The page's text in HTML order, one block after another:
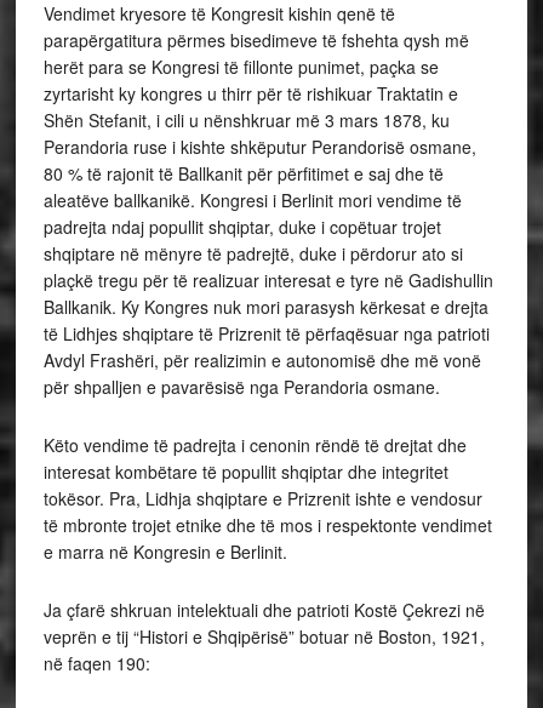
Vendimet kryesore të Kongresit kishin qenë të
parapërgatitura përmes bisedimeve të fshehta qysh më
herët para se Kongresi të fillonte punimet, paçka se
zyrtarisht ky kongres u thirr për të rishikuar Traktatin e
Shën Stefanit, i cili u nënshkruar më 3 mars 1878, ku
Perandoria ruse i kishte shkëputur Perandorisë osmane,
80 % të rajonit të Ballkanit për përfitimet e saj dhe të
aleatëve ballkanikë. Kongresi i Berlinit mori vendime të
padrejta ndaj popullit shqiptar, duke i copëtuar trojet
shqiptare në mënyre të padrejtë, duke i përdorur ato si
plaçkë tregu për të realizuar interesat e tyre në Gadishullin
Ballkanik. Ky Kongres nuk mori parasysh kërkesat e drejta
të Lidhjes shqiptare të Prizrenit të përfaqësuar nga patrioti
Avdyl Frashëri, për realizimin e autonomisë dhe më vonë
për shpalljen e pavarësisë nga Perandoria osmane.
Këto vendime të padrejta i cenonin rëndë të drejtat dhe
interesat kombëtare të popullit shqiptar dhe integritet
tokësor. Pra, Lidhja shqiptare e Prizrenit ishte e vendosur
të mbronte trojet etnike dhe të mos i respektonte vendimet
e marra në Kongresin e Berlinit.
Ja çfarë shkruan intelektuali dhe patrioti Kostë Çekrezi në
veprën e tij “Histori e Shqipërisë” botuar në Boston, 1921,
në faqen 190: